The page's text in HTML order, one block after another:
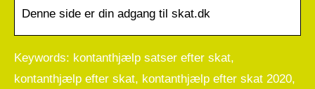
Denne side er din adgang til skat.dk
Keywords: kontanthjælp satser efter skat,
kontanthjælp efter skat, kontanthjælp efter skat 2020,